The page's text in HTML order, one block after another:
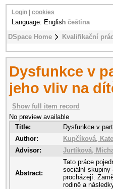
DSpace Home Kvalifikační
Login cookies
Language: English čeština
Dysfunkce v
jeho vliv na
Show full item record
No preview available
Title:
Dysfunkce v
Author:
Kupčíková,
Advisor:
Jurtíková,
Abstract:
Tato práce
sociální skupiny
procházejí.
rodině a